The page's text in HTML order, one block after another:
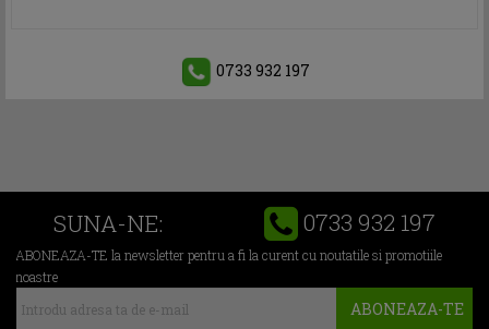
0733 932 197
SUNA-NE: 0733 932 197
ABONEAZA-TE la newsletter pentru a fi la curent cu noutatile si promotiile
noastre
ABONEAZA-TE